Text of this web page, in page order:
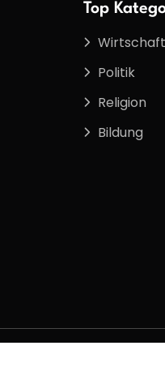
Top
Wirtschaft
Politik
Religion
Bildung